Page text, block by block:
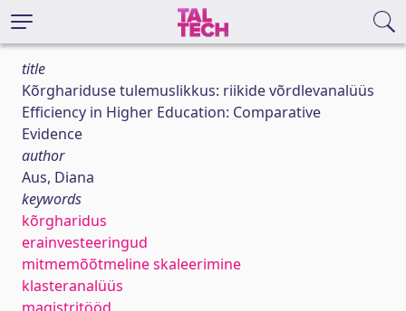
title
Kõrghariduse tulemuslikkus: riikide võrdlevanalüüs
Efficiency in Higher Education: Comparative
Evidence
author
Aus, Diana
keywords
kõrgharidus
erainvesteeringud
mitmemõõtmeline skaleerimine
klasteranalüüs